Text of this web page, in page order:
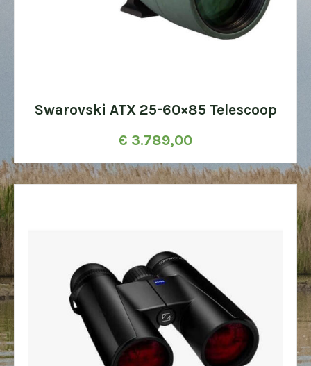
Swarovski ATX 25-60×85 Telescoop
€ 3.789,00